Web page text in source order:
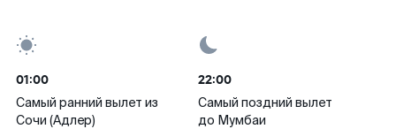
01:00
Самый ранний вылет из
Сочи (Адлер)
22:00
Самый поздний вылет
до Мумбаи